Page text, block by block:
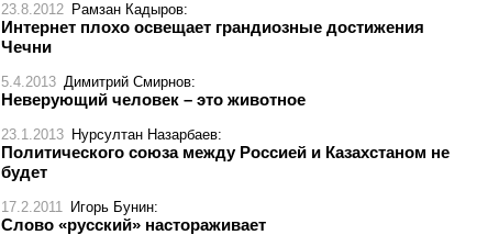
23.8.2012 Рамзан Кадыров:
Интернет плохо освещает грандиозные достижения
Чечни
5.4.2013 Димитрий Смирнов:
Неверующий человек – это животное
23.1.2013 Нурсултан Назарбаев:
Политического союза между Россией и Казахстаном не
будет
17.2.2011 Игорь Бунин:
Слово «русский» настораживает